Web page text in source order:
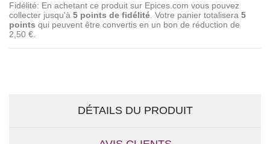
Fidélité: En achetant ce produit sur Epices.com vous pouvez
collecter jusqu'à 5 points de fidélité . Votre panier totalisera 5
points qui peuvent être convertis en un bon de réduction de
2,50 €
DÉTAILS DU PRODUIT